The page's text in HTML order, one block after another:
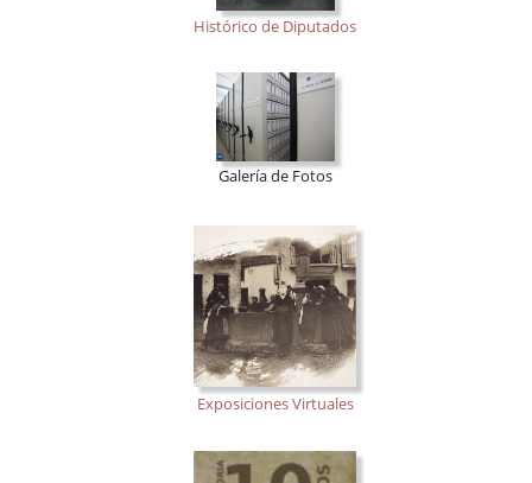
Histórico de Diputados
Galería de Fotos
Exposiciones Virtuales